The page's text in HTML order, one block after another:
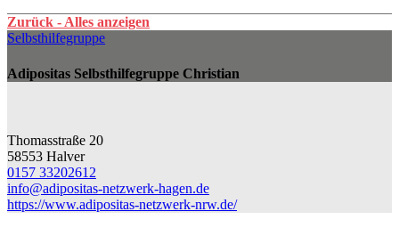
Zurück - Alles anzeigen
Selbsthilfegruppe
Adipositas Selbsthilfegruppe Christian
Thomasstraße 20
58553 Halver
0157 33202612
info@​adipositas-netzwerk-hagen.de
https://www.adipositas-netzwerk-nrw.de/